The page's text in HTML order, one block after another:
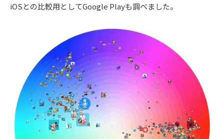
iOSとの比較用としてGoogle Playも調べました。